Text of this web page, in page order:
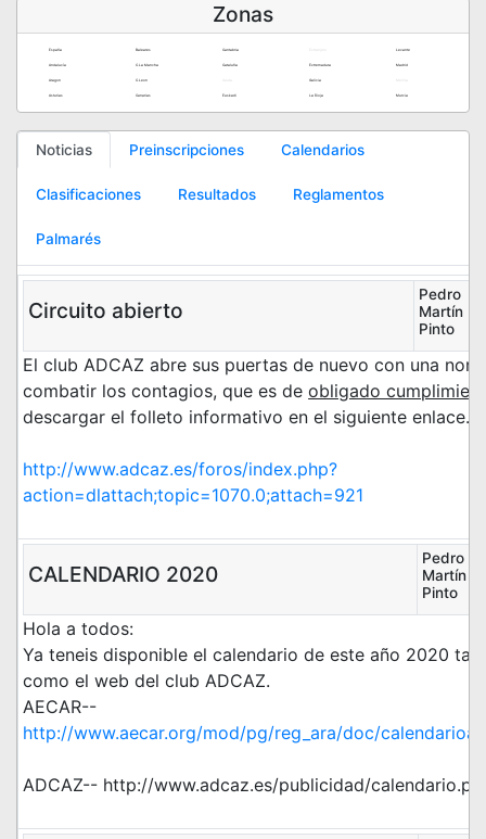
Zonas
España Baleares Cantabria Levante
Andalucía C.La Mancha Cataluña Extremadura Madrid
Aragon C.Leon Galicia
Asturias Canarias Euskadi La Rioja Murcia
Noticias Preinscripciones Calendarios
Clasificaciones Resultados Reglamentos
Palmarés
Circuito abierto
Pedro
Martín
Pinto
El club ADCAZ abre sus puertas de nuevo con una
combatir los contagios, que es deobligado
descargar el folleto informativo en el siguiente enlace.
http://www.adcaz.es/foros/index.php?
action=dlattach;topic=1070.0;attach=921
CALENDARIO 2020
Pedro
Martín
Pinto
Hola a todos:
Ya teneis disponible el calendario de este año 2020
como el web del club ADCAZ.
AECAR--
http://www.aecar.org/mod/pg/reg_ara/doc/
ADCAZ-- http://www.adcaz.es/publicidad/